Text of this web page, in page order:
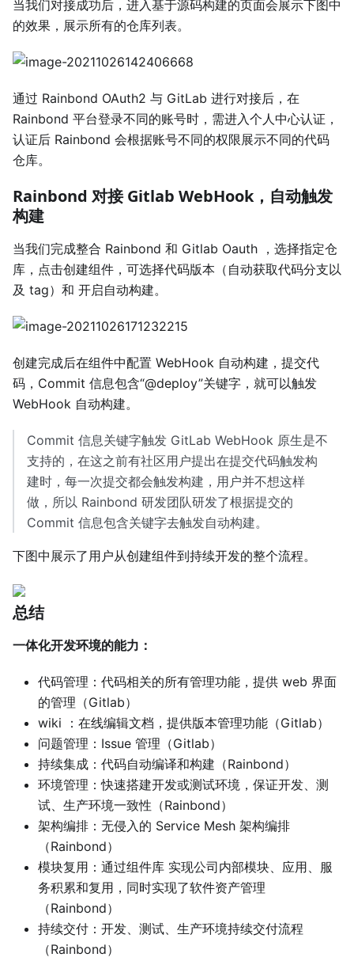
当我们对接成功后，进入基于源码构建的页面会展示下图中
的效果，展示所有的仓库列表。
通过 Rainbond OAuth2 与 GitLab 进行对接后，在
Rainbond 平台登录不同的账号时，需进入个人中心认证，
认证后 Rainbond 会根据账号不同的权限展示不同的代码
仓库。
Rainbond 对接 Gitlab WebHook，自动触发
构建
当我们完成整合 Rainbond 和 Gitlab Oauth ，选择指定仓
库，点击创建组件，可选择代码版本（自动获取代码分支以
及 tag）和 开启自动构建。
创建完成后在组件中配置 WebHook 自动构建，提交代
码，Commit 信息包含“@deploy”关键字，就可以触发
WebHook 自动构建。
Commit 信息关键字触发 GitLab WebHook 原生是不
支持的，在这之前有社区用户提出在提交代码触发构
建时，每一次提交都会触发构建，用户并不想这样
做，所以 Rainbond 研发团队研发了根据提交的
Commit 信息包含关键字去触发自动构建。
下图中展示了用户从创建组件到持续开发的整个流程。
总结
一体化开发环境的能力：
代码管理：代码相关的所有管理功能，提供 web 界面
的管理（Gitlab）
wiki ：在线编辑文档，提供版本管理功能（Gitlab）
问题管理：Issue 管理（Gitlab）
持续集成：代码自动编译和构建（Rainbond）
环境管理：快速搭建开发或测试环境，保证开发、测
试、生产环境一致性（Rainbond）
架构编排：无侵入的 Service Mesh 架构编排
（Rainbond）
模块复用：通过组件库 实现公司内部模块、应用、服
务积累和复用，同时实现了软件资产管理
（Rainbond）
持续交付：开发、测试、生产环境持续交付流程
（Rainbond）